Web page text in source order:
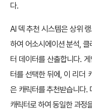
다.
AI 덱 추천 시스템은 상위
하여 어소시에이션 분석,
터 데이터를 산출합니다.
터를 선택한 뒤에, 이 리더
은 캐릭터를 추천받습니다.
캐릭터로 하여 동일한 과정